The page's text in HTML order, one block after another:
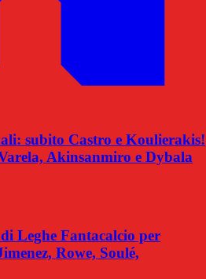
subito Castro e Koulierakis!
Akinsanmiro e Dybala
Leghe Fantacalcio per
Rowe, Soulé,